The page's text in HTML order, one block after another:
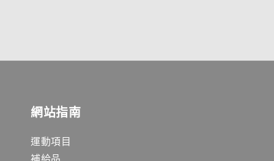
網站指南
運動項目
補給品